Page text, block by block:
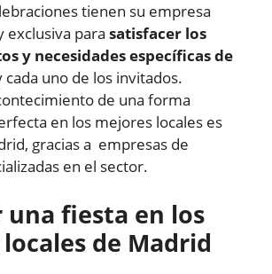
tienen su empresa
exclusiva para satisfacer los
y necesidades específicas de
cada uno de los invitados.
de una forma
en los mejores locales es
gracias a empresas de
en el sector.
una fiesta en los
de Madrid